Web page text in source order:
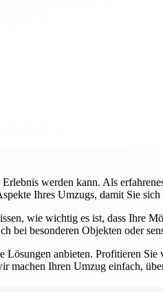
werden kann. Als
Ihres Umzugs, damit Sie
wie wichtig es ist, dass Ihre
bei besonderen Objekten oder
anbieten. Profitieren
machen Ihren Umzug einfach,